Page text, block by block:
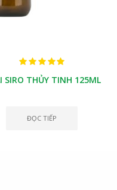
SIRO THỦY TINH 125ML
ĐỌC TIẾP